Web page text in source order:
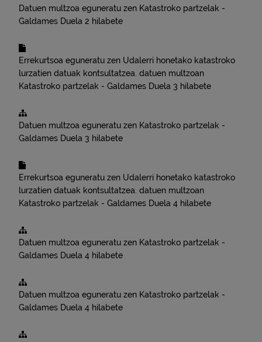
Datuen multzoa eguneratu zen Katastroko partzelak -
Galdames Duela 2 hilabete
Errekurtsoa eguneratu zen Udalerri honetako katastroko
lurzatien datuak kontsultatzea. datuen multzoan
Katastroko partzelak - Galdames Duela 3 hilabete
Datuen multzoa eguneratu zen Katastroko partzelak -
Galdames Duela 3 hilabete
Errekurtsoa eguneratu zen Udalerri honetako katastroko
lurzatien datuak kontsultatzea. datuen multzoan
Katastroko partzelak - Galdames Duela 4 hilabete
Datuen multzoa eguneratu zen Katastroko partzelak -
Galdames Duela 4 hilabete
Datuen multzoa eguneratu zen Katastroko partzelak -
Galdames Duela 4 hilabete